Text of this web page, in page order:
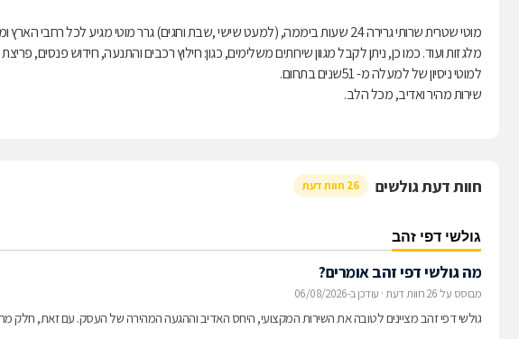
מוטי שטרית שרותי גרירה 24 שעות ביממה, (למעט שישי ,שבת וחגים) גרר מוטי מגיע לכל
מלגזות ועוד. כמו כן, ניתן לקבל מגוון שירותים משלימים, כגון: חילוץ רכבים והתנעה, חידוש פנסים,
למוטי ניסיון של למעלה מ- 51שנים בתחום.
שירות מהיר ואדיב, מכל הלב.
חוות דעת גולשים 26 חוות דעת
גולשי דפי זהב
מה גולשי דפי זהב אומרים?
מבוסס על 26 חוות דעת · עודכן ב-06/08/2026
גולשי דפי זהב מציינים לטובה את השירות המקצועי, היחס האדיב וההגעה המהירה של העסק. עם זאת, חלק